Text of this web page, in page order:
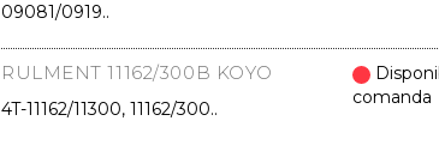
09081/0919..
RULMENT 11162/300B KOYO
4T-11162/11300, 11162/300..
comanda